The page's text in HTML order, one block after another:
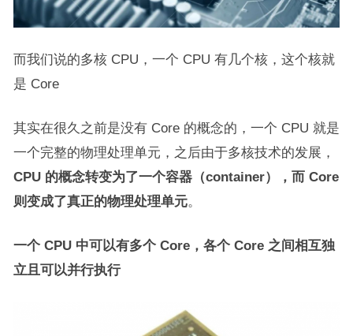
而我们说的多核 CPU，一个 CPU 有几个核，这个核就
是 Core
其实在很久之前是没有 Core 的概念的，一个 CPU 就是
一个完整的物理处理单元，之后由于多核技术的发展，
CPU 的概念转变为了一个容器（container），而 Core
则变成了真正的物理处理单元。
一个 CPU 中可以有多个 Core，各个 Core 之间相互独
立且可以并行执行